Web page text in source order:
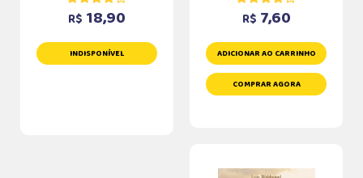
R$ 18,90
INDISPONÍVEL
R$ 7,60
ADICIONAR AO CARRINHO
COMPRAR AGORA